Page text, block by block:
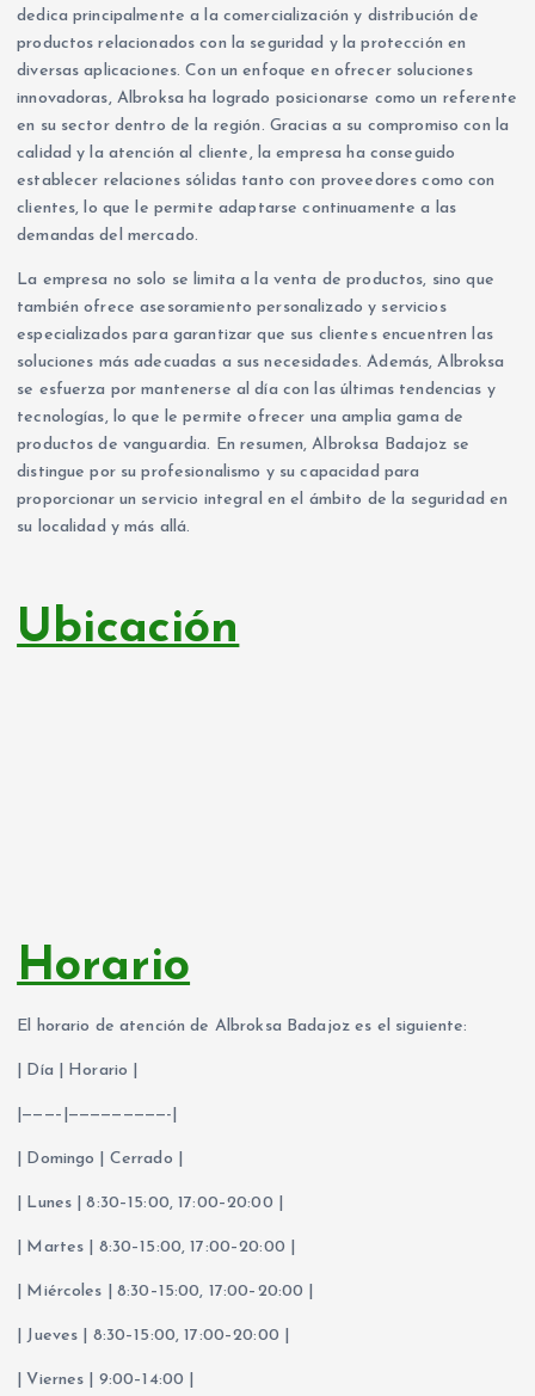
dedica principalmente a la comercialización y distribución de
productos relacionados con la seguridad y la protección en
diversas aplicaciones. Con un enfoque en ofrecer soluciones
innovadoras, Albroksa ha logrado posicionarse como un referente
en su sector dentro de la región. Gracias a su compromiso con la
calidad y la atención al cliente, la empresa ha conseguido
establecer relaciones sólidas tanto con proveedores como con
clientes, lo que le permite adaptarse continuamente a las
demandas del mercado.
La empresa no solo se limita a la venta de productos, sino que
también ofrece asesoramiento personalizado y servicios
especializados para garantizar que sus clientes encuentren las
soluciones más adecuadas a sus necesidades. Además, Albroksa
se esfuerza por mantenerse al día con las últimas tendencias y
tecnologías, lo que le permite ofrecer una amplia gama de
productos de vanguardia. En resumen, Albroksa Badajoz se
distingue por su profesionalismo y su capacidad para
proporcionar un servicio integral en el ámbito de la seguridad en
su localidad y más allá.
Ubicación
Horario
El horario de atención de Albroksa Badajoz es el siguiente:
| Día | Horario |
|———–|—————————-|
| Domingo | Cerrado |
| Lunes | 8:30–15:00, 17:00–20:00 |
| Martes | 8:30–15:00, 17:00–20:00 |
| Miércoles | 8:30–15:00, 17:00–20:00 |
| Jueves | 8:30–15:00, 17:00–20:00 |
| Viernes | 9:00–14:00 |